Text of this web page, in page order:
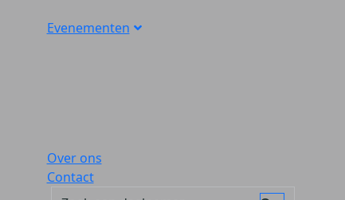
Evenementen
Over ons
Contact